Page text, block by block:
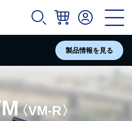
製品情報を見る
〈VM-R〉